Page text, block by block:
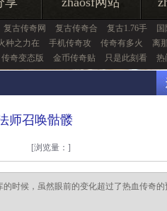
复古传奇网 复古传奇合 复古1.76手
种之力在 手机传奇攻 传奇有多火 离
传奇变态版 金币传奇贴 只是此刻看 热
师召唤骷髅
[浏览量： ]
时候，虽然眼前的变化超过了热血传奇